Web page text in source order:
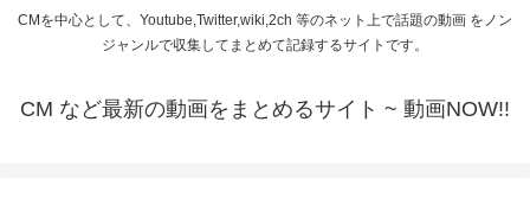
CMを中心として、Youtube,Twitter,wiki,2ch 等のネット上で話題の動画 をノン
ジャンルで収集してまとめて記録するサイトです。
CM など最新の動画をまとめるサイト ~ 動画NOW!!